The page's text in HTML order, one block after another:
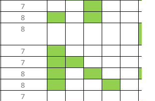
7
8
8
7
7
8
8
7